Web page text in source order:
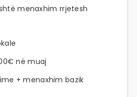
menaxhim rrjetesh
në muaj
+ menaxhim bazik